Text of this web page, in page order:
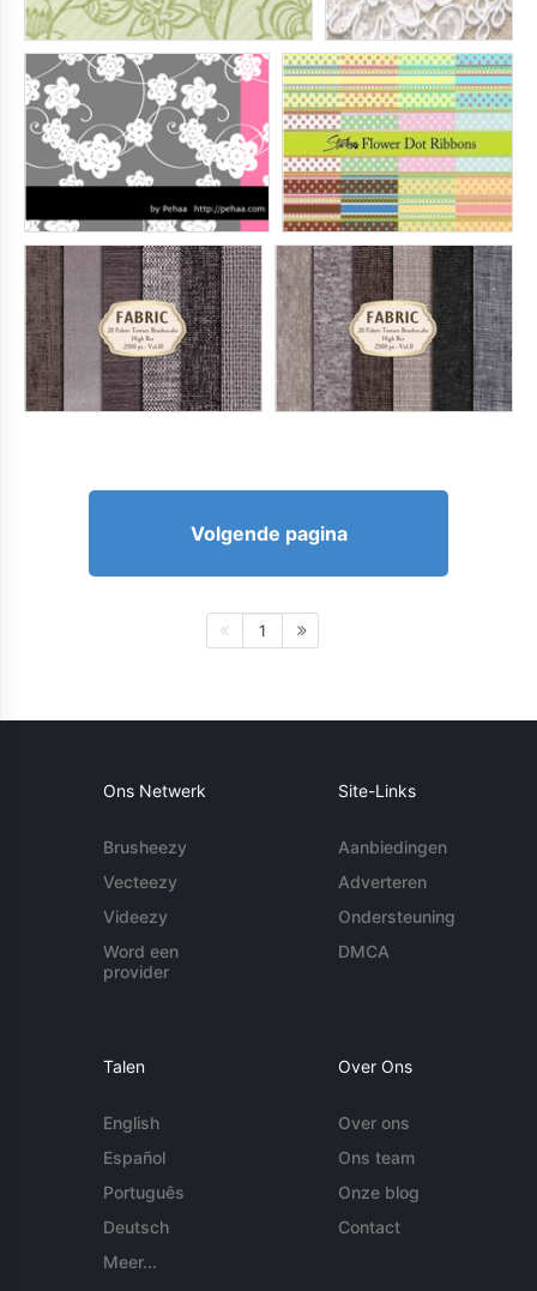
Volgende pagina
1
Ons Netwerk
Brusheezy
Vecteezy
Videezy
Word een
provider
Site-Links
Aanbiedingen
Adverteren
Ondersteuning
DMCA
Talen
English
Español
Português
Deutsch
Meer...
Over Ons
Over ons
Ons team
Onze blog
Contact